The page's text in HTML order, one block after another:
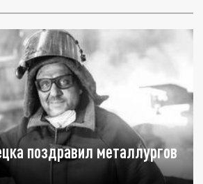
поздравил металлургов